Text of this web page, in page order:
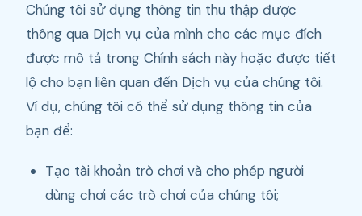
Chúng tôi sử dụng thông tin thu thập được
thông qua Dịch vụ của mình cho các mục đích
được mô tả trong Chính sách này hoặc được tiết
lộ cho bạn liên quan đến Dịch vụ của chúng tôi.
Ví dụ, chúng tôi có thể sử dụng thông tin của
bạn để:
Tạo tài khoản trò chơi và cho phép người
dùng chơi các trò chơi của chúng tôi;